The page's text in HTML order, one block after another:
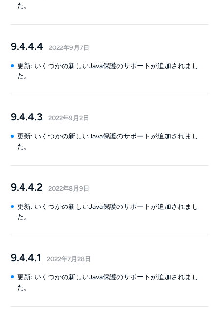
た。
9.4.4.4 2022年9月7日
更新: いくつかの新しいJava保護のサポートが追加されまし
た。
9.4.4.3 2022年9月2日
更新: いくつかの新しいJava保護のサポートが追加されまし
た。
9.4.4.2 2022年8月9日
更新: いくつかの新しいJava保護のサポートが追加されまし
た。
9.4.4.1 2022年7月28日
更新: いくつかの新しいJava保護のサポートが追加されまし
た。